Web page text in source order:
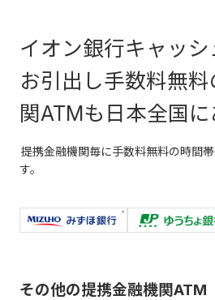
お振込み 50万
場合がございます
詳細はシステムメ
のページをご参照
イオン銀行キャッ
お引出し手数料無
関ATMも日本全国に
提携金融機関毎に手数料無料の時間
す。
その他の提携金融機関ATM